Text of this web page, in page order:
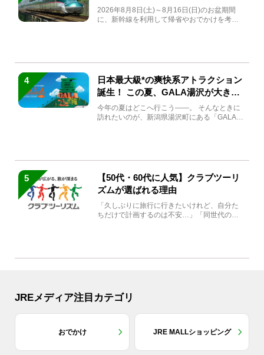
急券も解説
2026年8月8日(土)～8月16日(日)のお盆期間
に、新幹線を利用して帰省やおでかけを考え
4
日本最大級*の爽快系アトラクション
誕生！ この夏、GALA湯沢が大きく
生まれ変わる
今年の夏はどこへ行こう――。 そんなときに
訪れたいのが、新潟県湯沢町にある「GALA湯
5
【50代・60代に人気】クラブツーリ
ズムが選ばれる理由
「久しぶりに旅行に行きたいけれど、自分た
ちだけで計画するのは不安…」「同世代の方
JREメディア注目カテゴリ
おでかけ JRE MALLショッピング